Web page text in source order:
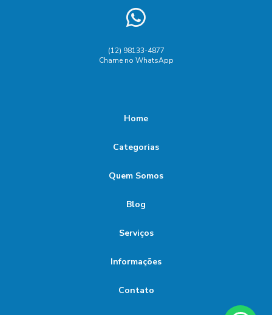
(12) 98133-4877
Chame no WhatsApp
Home
Categorias
Quem Somos
Blog
Serviços
Informações
Contato